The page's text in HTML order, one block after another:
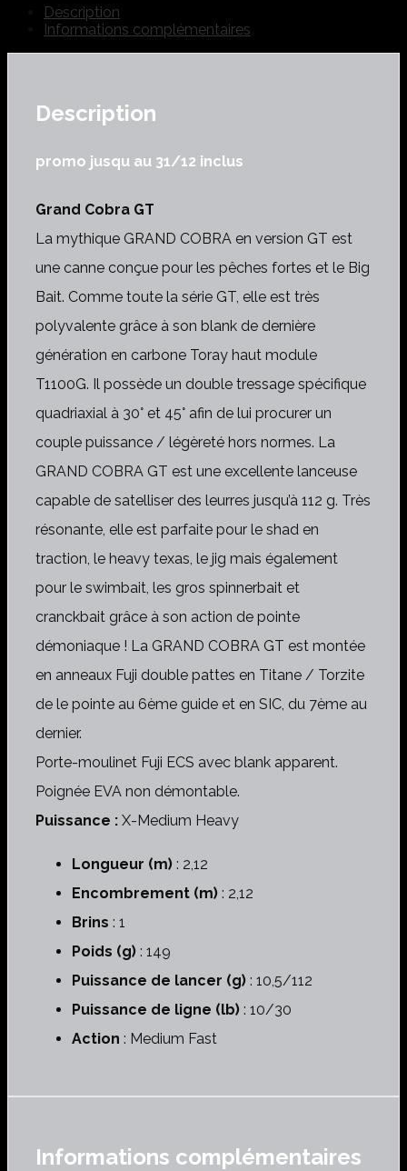
Description
Informations complémentaires
Description
promo jusqu au 31/12 inclus
Grand Cobra GT
La mythique GRAND COBRA en version GT est
une canne conçue pour les pêches fortes et le Big
Bait. Comme toute la série GT, elle est très
polyvalente grâce à son blank de dernière
génération en carbone Toray haut module
T1100G. Il possède un double tressage spécifique
quadriaxial à 30° et 45° afin de lui procurer un
couple puissance / légèreté hors normes. La
GRAND COBRA GT est une excellente lanceuse
capable de satelliser des leurres jusqu’à 112 g. Très
résonante, elle est parfaite pour le shad en
traction, le heavy texas, le jig mais également
pour le swimbait, les gros spinnerbait et
cranckbait grâce à son action de pointe
démoniaque ! La GRAND COBRA GT est montée
en anneaux Fuji double pattes en Titane / Torzite
de le pointe au 6ème guide et en SIC, du 7ème au
dernier.
Porte-moulinet Fuji ECS avec blank apparent.
Poignée EVA non démontable.
Puissance : X-Medium Heavy
Longueur (m) : 2,12
Encombrement (m) : 2,12
Brins : 1
Poids (g) : 149
Puissance de lancer (g) : 10,5/112
Puissance de ligne (lb) : 10/30
Action : Medium Fast
Informations complémentaires